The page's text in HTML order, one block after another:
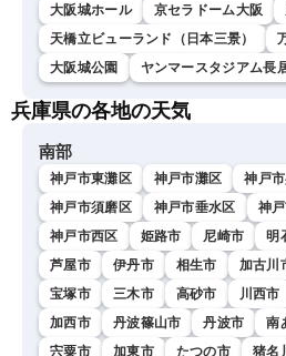
大阪城ホール
京セラドーム大阪
天橋立ビューランド（日本三景）
大阪城公園
ヤンマースタジアム長
兵庫県の各地の天気
南部
神戸市東灘区 神戸市灘区 神戸
神戸市須磨区
神戸市垂水区 神
神戸市西区
姫路市 尼崎市 明
芦屋市
伊丹市 相生市 加古川
宝塚市
三木市 高砂市 川西市
加西市
丹波篠山市 丹波市 南
宍粟市
加東市 たつの市 猪名